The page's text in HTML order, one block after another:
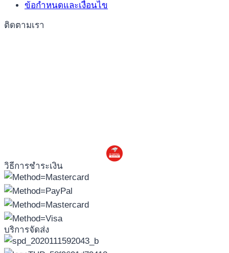
ข้อกำหนดและเงื่อนไข
ติดตามเรา
วิธีการชำระเงิน
บริการจัดส่ง